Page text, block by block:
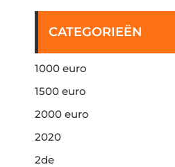
CATEGORIEËN
1000 euro
1500 euro
2000 euro
2020
2de